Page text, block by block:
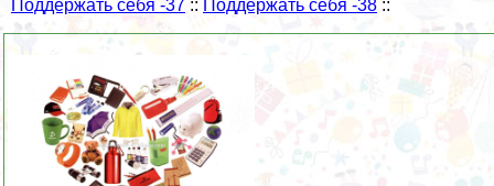
Поддержать себя -37 :: Поддержать себя -38 ::